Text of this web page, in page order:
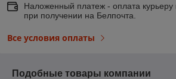
Наложенный платеж - оплата
при получении на Белпочта.
Все условия оплаты
Подобные товары компании